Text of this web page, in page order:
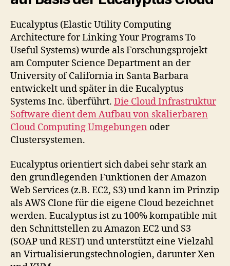
Eucalyptus (Elastic Utility Computing
Architecture for Linking Your Programs To
Useful Systems) wurde als Forschungsprojekt
am Computer Science Department an der
University of California in Santa Barbara
entwickelt und später in die Eucalyptus
Systems Inc. überführt. Die Cloud Infrastruktur
Software dient dem Aufbau von skalierbaren
Cloud Computing Umgebungen oder
Clustersystemen.
Eucalyptus orientiert sich dabei sehr stark an
den grundlegenden Funktionen der Amazon
Web Services (z.B. EC2, S3) und kann im Prinzip
als AWS Clone für die eigene Cloud bezeichnet
werden. Eucalyptus ist zu 100% kompatible mit
den Schnittstellen zu Amazon EC2 und S3
(SOAP und REST) und unterstützt eine Vielzahl
an Virtualisierungstechnologien, darunter Xen